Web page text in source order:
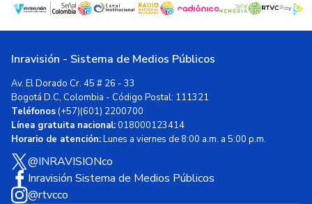
Inravisión - Sistema de Medios Públicos
Av. El Dorado Cr. 45 # 26 - 33
Bogotá D.C, Colombia - Código Postal: 111321
Teléfonos(+57)(601) 2200700
Línea gratuita nacional:018000123414
Horario de atención:Lunes a viernes de 8:00 a.m. a 5:00 p.m.
@INRAVISIONco
Inravisión Sistema de Medios Públicos
@rtvcco